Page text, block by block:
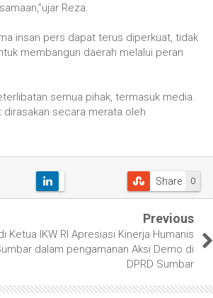
Reza.
insan pers dapat terus diperkuat, tidak
membangun daerah melalui peran
semua pihak, termasuk media.
secara merata oleh
0
Share
Previous
Ketua IKW RI Apresiasi Kinerja Humanis
dalam pengamanan Aksi Demo di
DPRD Sumbar